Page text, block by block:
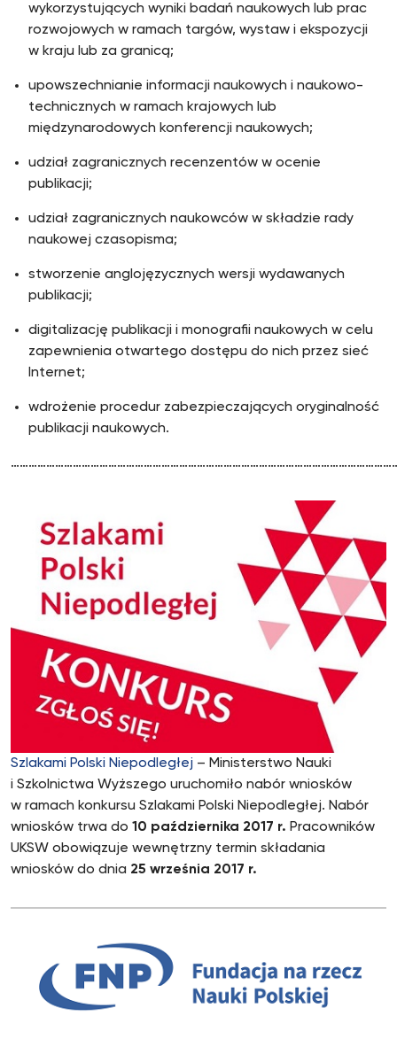
wykorzystujących wyniki badań naukowych lub prac
rozwojowych w ramach targów, wystaw i ekspozycji
w kraju lub za granicą;
upowszechnianie informacji naukowych i naukowo-
technicznych w ramach krajowych lub
międzynarodowych konferencji naukowych;
udział zagranicznych recenzentów w ocenie
publikacji;
udział zagranicznych naukowców w składzie rady
naukowej czasopisma;
stworzenie anglojęzycznych wersji wydawanych
publikacji;
digitalizację publikacji i monografii naukowych w celu
zapewnienia otwartego dostępu do nich przez sieć
Internet;
wdrożenie procedur zabezpieczających oryginalność
publikacji naukowych.
Szlakami Polski Niepodległej – Ministerstwo Nauki
i Szkolnictwa Wyższego uruchomiło nabór wniosków
w ramach konkursu Szlakami Polski Niepodległej. Nabór
wniosków trwa do 10 października 2017 r. Pracowników
UKSW obowiązuje wewnętrzny termin składania
wniosków do dnia 25 września 2017 r.